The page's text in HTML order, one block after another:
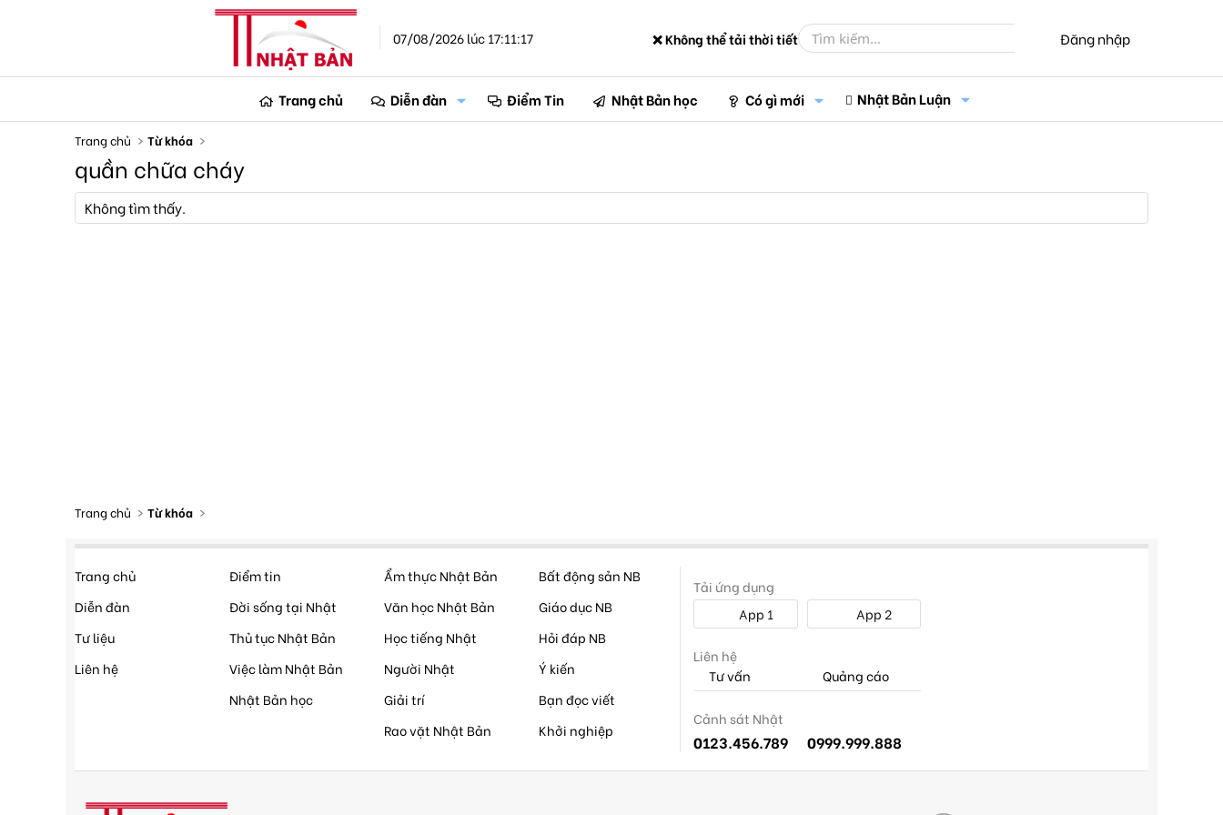
07/08/2026 lúc 17:11:17 ❌ Không thể tải thời tiết Đăng nhập
Trang chủ Diễn đàn Điểm Tin Nhật Bản học Có gì mới Nhật Bản Luận
Trang chủ Từ khóa
quần chữa cháy
Không tìm thấy.
Trang chủ Từ khóa
Trang chủ
Diễn đàn
Tư liệu
Liên hệ
Điểm tin
Đời sống tại Nhật
Thủ tục Nhật Bản
Việc làm Nhật Bản
Nhật Bản học
Ẩm thực Nhật Bản
Văn học Nhật Bản
Học tiếng Nhật
Người Nhật
Giải trí
Rao vặt Nhật Bản
Bất động sản NB
Giáo dục NB
Hỏi đáp NB
Ý kiến
Bạn đọc viết
Khởi nghiệp
Tải ứng dụng
App 1
App 2
Liên hệ
Tư vấn
Quảng cáo
Cảnh sát Nhật
0123.456.789 0999.999.888